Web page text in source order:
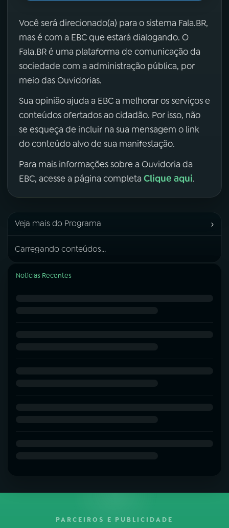
Você será direcionado(a) para o sistema Fala.BR,
mas é com a EBC que estará dialogando. O
Fala.BR é uma plataforma de comunicação da
sociedade com a administração pública, por
meio das Ouvidorias.
Sua opinião ajuda a EBC a melhorar os serviços e
conteúdos ofertados ao cidadão. Por isso, não
se esqueça de incluir na sua mensagem o link
do conteúdo alvo de sua manifestação.
Para mais informações sobre a Ouvidoria da
EBC, acesse a página completa Clique aqui.
Veja mais do Programa ›
Carregando conteúdos...
Notícias Recentes
PARCEIROS E PUBLICIDADE